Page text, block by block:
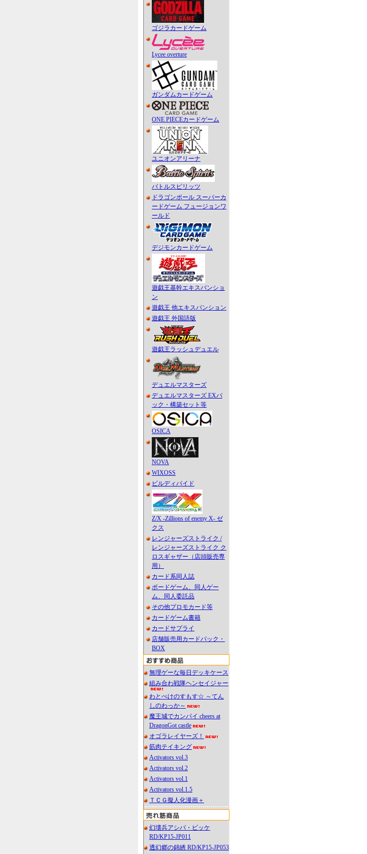
ゴジラカードゲーム
Lycee overture
ガンダムカードゲーム
ONE PIECEカードゲーム
ユニオンアリーナ
バトルスピリッツ
ドラゴンボール スーパーカ
ードゲーム フュージョンワ
ールド
デジモンカードゲーム
遊戯王基幹エキスパンショ
ン
遊戯王 他エキスパンション
遊戯王 外国語版
遊戯王ラッシュデュエル
デュエルマスターズ
デュエルマスターズ EXパ
ック・構築セット等
OSICA
NOVA
WIXOSS
ビルディバイド
Z/X -Zillions of enemy X- ゼ
クス
レンジャーズストライク /
レンジャーズストライク ク
ロスギャザー（店頭販売専
用）
カード系同人誌
ボードゲーム、同人ゲー
ム、同人委託品
その他プロモカード等
カードゲーム書籍
カードサプライ
店舗販売用カードパック・
BOX
無理ゲーな毎日デッキケース
組み合わ戦隊ヘンセイジャー
わとぺけのすもす☆ ～てん
しのわっか～
魔王城でカンパイ cheers at
DragonGot castle
オゴラレイヤーズ！
筋肉テイキング
Activators vol.3
Activators vol.2
Activators vol.1
Activators vol.1.5
ＴＣＧ擬人化漫画＋
幻壊兵アシバ・ビッケ
RD/KP15-JP011
透幻郷の錦綉 RD/KP15-JP053